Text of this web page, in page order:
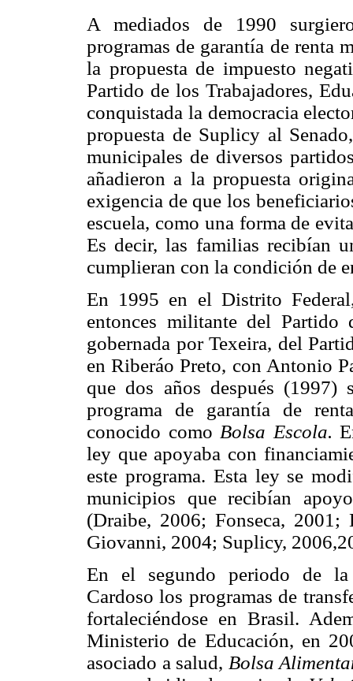
A mediados de 1990
programas de garantía de renta
la propuesta de impuesto
Partido de los Trabajadores,
conquistada la democracia
propuesta de Suplicy al
municipales de diversos
añadieron a la propuesta
exigencia de que los
escuela, como una forma de
Es decir, las familias recibían
cumplieran con la condición de
En 1995 en el Distrito
entonces militante del Partido
gobernada por Texeira, del
en Riberáo Preto, con Antonio
que dos años después
programa de garantía de
conocido como Bolsa Escola.
ley que apoyaba con
este programa. Esta ley se
municipios que recibían
(Draibe, 2006; Fonseca,
Giovanni, 2004; Suplicy,
En el segundo periodo de la
Cardoso los programas de
fortaleciéndose en Brasil.
Ministerio de Educación, en
asociado a salud, Bolsa